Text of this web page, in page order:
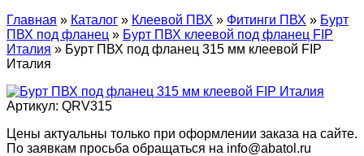
Главная » Каталог » Клеевой ПВХ » Фитинги ПВХ » Бурт
ПВХ под фланец » Бурт ПВХ клеевой под фланец FIP
Италия » Бурт ПВХ под фланец 315 мм клеевой FIP
Италия
Артикул: QRV315
Цены актуальны только при оформлении заказа на сайте.
По заявкам просьба обращаться на info@abatol.ru